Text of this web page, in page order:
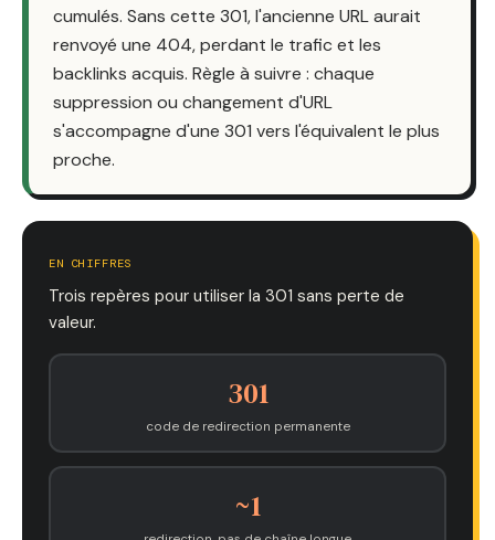
cumulés. Sans cette 301, l'ancienne URL aurait
renvoyé une 404, perdant le trafic et les
backlinks acquis. Règle à suivre : chaque
suppression ou changement d'URL
s'accompagne d'une 301 vers l'équivalent le plus
proche.
EN CHIFFRES
Trois repères pour utiliser la 301 sans perte de
valeur.
301
code de redirection permanente
~1